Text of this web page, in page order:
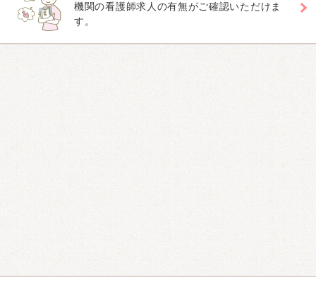
機関の看護師求人の有無がご確認いただけま
す。